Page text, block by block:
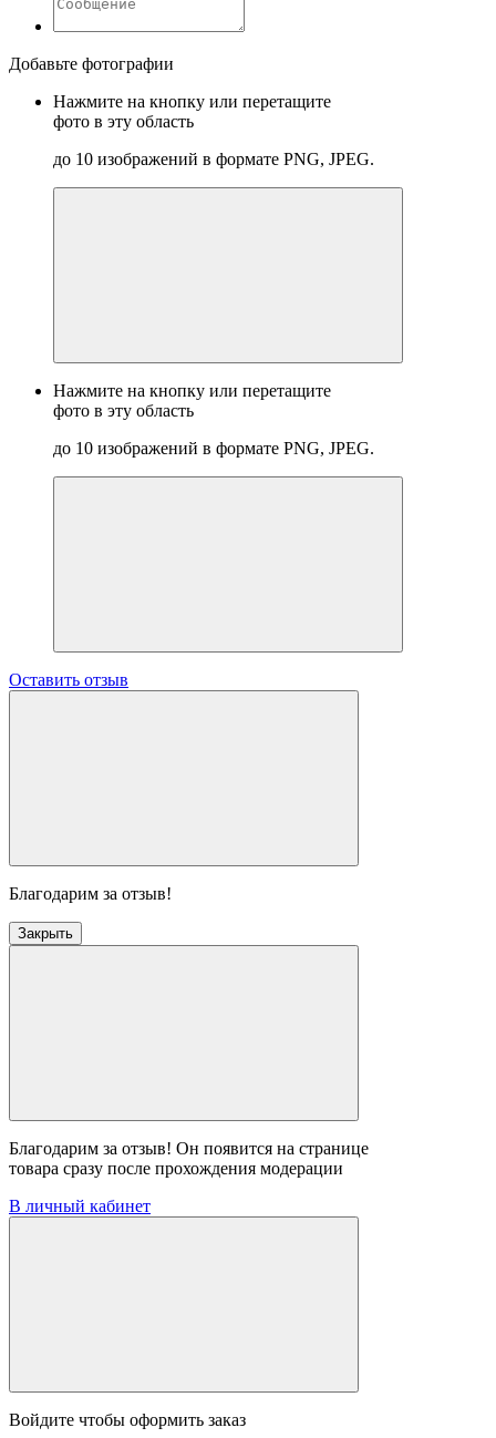
Добавьте фотографии
Нажмите на кнопку или перетащите
фото в эту область
до 10 изображений в формате PNG, JPEG.
Нажмите на кнопку или перетащите
фото в эту область
до 10 изображений в формате PNG, JPEG.
Оставить отзыв
Благодарим за отзыв!
Закрыть
Благодарим за отзыв! Он появится на странице
товара сразу после прохождения модерации
В личный кабинет
Войдите чтобы оформить заказ